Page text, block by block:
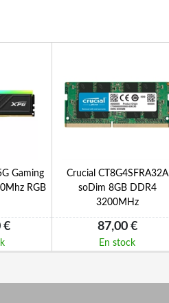
Gaming
RGB
€
Crucial CT8G4SFRA32A
soDim 8GB DDR4
3200MHz
87,00 €
En stock